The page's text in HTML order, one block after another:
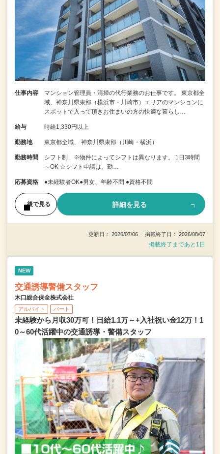
仕事内容
マンション管理員・清掃の代行業務のお仕事です。 東京都全
域、神奈川県東部（横浜市・川崎市）エリアのマンションに
スポットで入って頂きお住まいの方の快適な暮らし…
給与 時給1,330円以上
勤務地 東京都全域、 神奈川県東部（川崎・横浜）
勤務時間
シフト制 ※物件によってシフトは異なります。 1日3時間
～OK ☆シフト申請は、勤…
応募資格 ●未経験者OK●男女、年齢不問 ●資格不問
後で見る 詳細を見る
更新日： 2026/07/06 掲載終了日： 2026/08/07
掲載終了まであと1日
NEW
交通誘導警備スタッフ
木口総合保全株式会社
アルバイト パート
未経験から月収30万可！日給1.1万～+入社祝い金12万！1
0～60代活躍中の交通誘導・警備スタッフ